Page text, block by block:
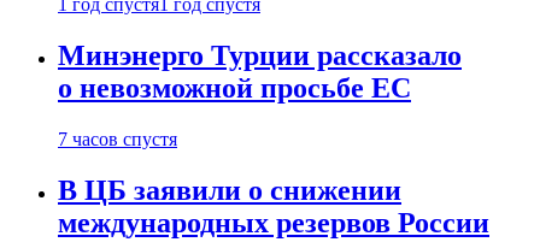
1 год спустя 1 год спустя
Минэнерго Турции рассказало
о невозможной просьбе ЕС
7 часов спустя
В ЦБ заявили о снижении
международных резервов России